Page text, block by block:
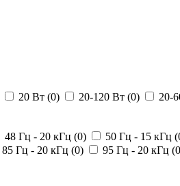
20 Вт (0) 20-120 Вт (0) 20-
48 Гц - 20 кГц (0) 50 Гц - 15 кГц (
85 Гц - 20 кГц (0) 95 Гц - 20 кГц (0